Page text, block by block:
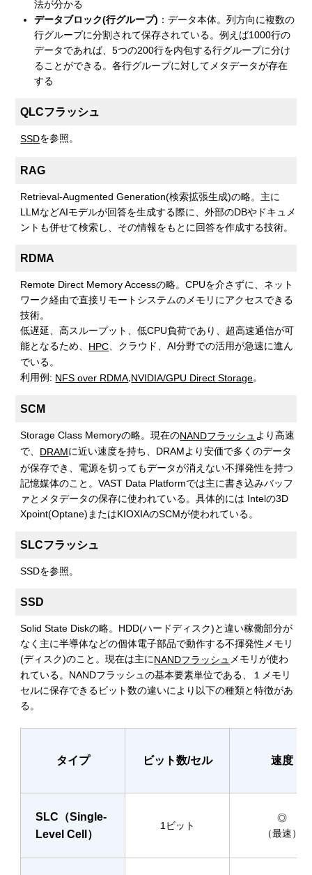
法が分かる
データブロック(行グループ) ：データ本体。列方向に複数の
行グループに分割されて保存されている。例えば1000行の
データであれば、5つの200行を内包する行グループに分け
ることができる。各行グループに対してメタデータが存在
する
QLCフラッシュ
SSDを参照。
RAG
Retrieval-Augmented Generation(検索拡張生成)の略。主に
LLMなどAIモデルが回答を生成する際に、外部のDBやドキュメ
ントも併せて検索し、その情報をもとに回答を作成する技術。
RDMA
Remote Direct Memory Accessの略。CPUを介さずに、ネット
ワーク経由で直接リモートシステムのメモリにアクセスできる
技術。
低遅延、高スループット、低CPU負荷であり、超高速通信が可
能となるため、 HPC 、クラウド、AI分野での活用が急速に進ん
でいる。
利用例: NFS over RDMA NVIDIA/GPU Direct Storage。
SCM
Storage Class Memoryの略。現在のNANDフラッシュ より高速
で、 DRAMに近い速度を持ち、DRAMより安価で多くのデータ
が保存でき、電源を切ってもデータが消えない不揮発性を持つ
記憶媒体のこと。VAST Data Platformでは主に書き込みバッフ
ァとメタデータの保存に使われている。具体的には Intelの3D
Xpoint(Optane)またはKIOXIAのSCMが使われている。
SLCフラッシュ
SSDを参照。
SSD
Solid State Diskの略。HDD(ハードディスク)と違い稼働部分が
なく主に半導体などの個体電子部品で動作する不揮発性メモリ
(ディスク)のこと。現在は主にNANDフラッシュ メモリが使わ
れている。NANDフラッシュの基本要素単位である、１メモリ
セルに保存できるビット数の違いにより以下の種類と特徴があ
る。
タイプ ビット数/セル 速度
SLC（Single-
Level Cell）
1ビット
◎
（最速）